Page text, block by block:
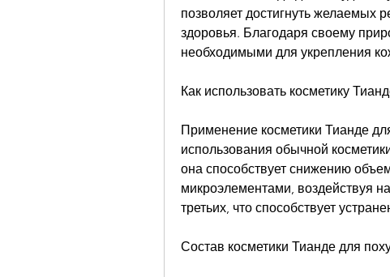
позволяет достигнуть желаемых
здоровья. Благодаря своему
необходимыми для укрепления
Как использовать косметику
Применение косметики Тианде
использования обычной
она способствует снижению
микроэлементами, воздействуя
третьих, что способствует
Состав косметики Тианде для